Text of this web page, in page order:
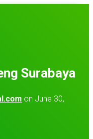
Surabaya
on June 30,